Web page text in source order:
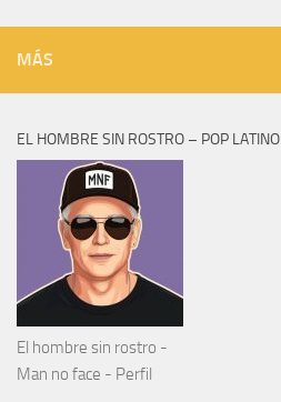
MÁS
EL HOMBRE SIN ROSTRO – POP LATINO
El hombre sin rostro -
Man no face - Perfil